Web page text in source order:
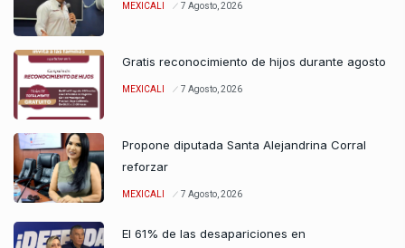
MEXICALI 7 Agosto, 2026
Gratis reconocimiento de hijos durante agosto
MEXICALI 7 Agosto, 2026
Propone diputada Santa Alejandrina Corral
reforzar
MEXICALI 7 Agosto, 2026
El 61% de las desapariciones en